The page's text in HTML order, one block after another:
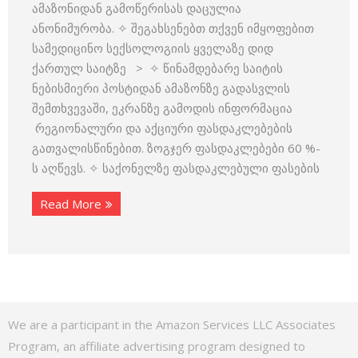
ამაზონიდან გამოწერისას დაცულია
ანონიმურობა. ✧ შეგახსენებთ თქვენ იმყოფებით
სამედიცინო სექსოლოგიის ყველაზე დიდ
ქართულ საიტზე > ✧ წინამდებარე საიტის
ნებისმიერი პოსტიდან ამაზონზე გადასვლის
შემთხვევაში, ეკრანზე გამოდის ინფორმაცია
რეგიონალური და აქციური ფასდაკლებების
გათვალისწინებით. ზოგჯერ ფასდაკლებები 60 %-
ს აღწევს. ✧ საქონელზე ფასდაკლებული ფასების
Read More
We are a participant in the Amazon Services LLC Associates
Program, an affiliate advertising program designed to